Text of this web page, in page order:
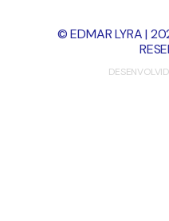
© EDMAR LYRA |